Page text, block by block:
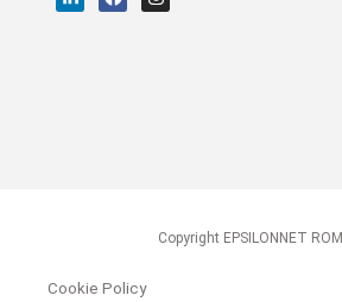
Copyright EPSILONNET
Cookie Policy